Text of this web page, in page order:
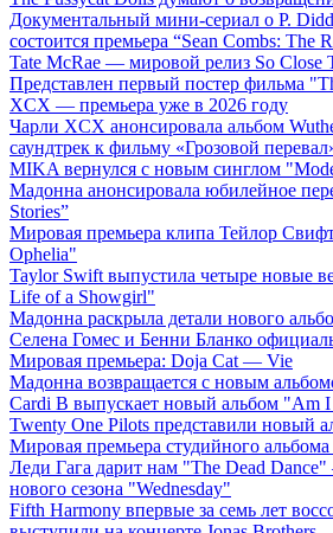
Документальный мини-сериал о P.
состоится премьера “Sean Combs: The
Tate McRae — мировой релиз So Close
Представлен первый постер фильма
XCX — премьера уже в 2026 году
Чарли XCX анонсировала альбом
саундтрек к фильму «Грозовой
MIKA вернулся с новым синглом
Мадонна анонсировала юбилейное
Stories”
Мировая премьера клипа Тейлор
Ophelia"
Taylor Swift выпустила четыре новые
Life of a Showgirl"
Мадонна раскрыла детали нового
Селена Гомес и Бенни Бланко
Мировая премьера: Doja Cat — Vie
Мадонна возвращается с новым
Cardi B выпускает новый альбом "Am I
Twenty One Pilots представили новый
Мировая премьера студийного
Леди Гага дарит нам "The Dead
нового сезона "Wednesday"
Fifth Harmony впервые за семь лет